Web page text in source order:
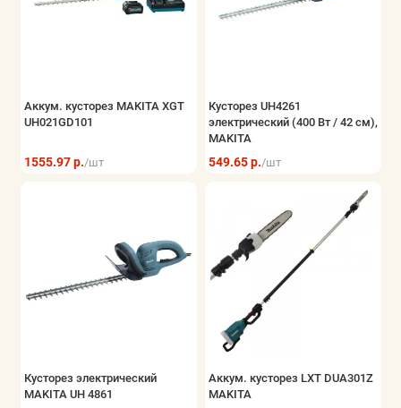
Аккум. кусторез MAKITA XGT
UH021GD101
1555.97 р./шт
Кусторез UH4261
электрический (400 Вт / 42 см),
MAKITA
549.65 р./шт
Кусторез электрический
MAKITA UH 4861
Аккум. кусторез LXT DUA301Z
MAKITA